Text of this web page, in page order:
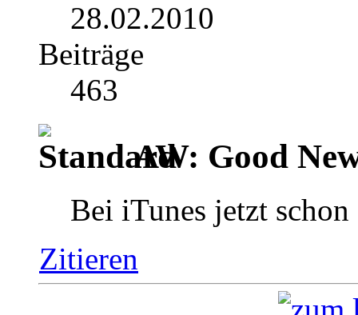
28.02.2010
Beiträge
463
AW: Good
Bei iTunes jetzt
Zitieren